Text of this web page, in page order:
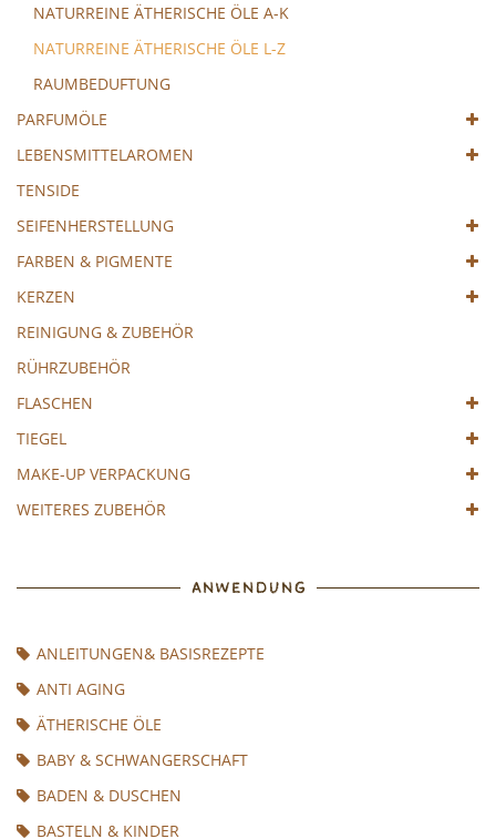
NATURREINE ÄTHERISCHE ÖLE A-K
NATURREINE ÄTHERISCHE ÖLE L-Z
RAUMBEDUFTUNG
PARFUMÖLE
LEBENSMITTELAROMEN
TENSIDE
SEIFENHERSTELLUNG
FARBEN & PIGMENTE
KERZEN
REINIGUNG & ZUBEHÖR
RÜHRZUBEHÖR
FLASCHEN
TIEGEL
MAKE-UP VERPACKUNG
WEITERES ZUBEHÖR
ANWENDUNG
ANLEITUNGEN& BASISREZEPTE
ANTI AGING
ÄTHERISCHE ÖLE
BABY & SCHWANGERSCHAFT
BADEN & DUSCHEN
BASTELN & KINDER